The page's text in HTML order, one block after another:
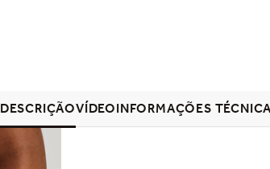
DESCRIÇÃOVÍDEOINFORMAÇÕES